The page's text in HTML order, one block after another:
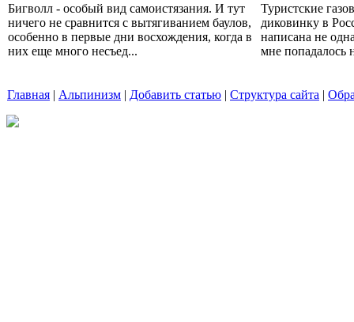
Бигволл - особый вид самоистязания. И тут
ничего не сравнится с вытягиванием баулов,
особенно в первые дни восхождения, когда в
них еще много несъед...
Туристские
диковинку в
написана не
мне попадалось
Главная | Альпинизм | Добавить статью | Структура сайта |